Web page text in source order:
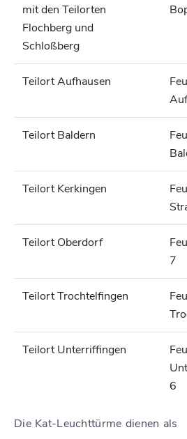
mit den Teilorten
Flochberg und
Schloßberg
Teilort Aufhausen
Teilort Baldern
Teilort Kerkingen
Teilort Oberdorf
7
Teilort Trochtelfingen
Teilort Unterriffingen
6
Die Kat-Leuchttürme dienen als